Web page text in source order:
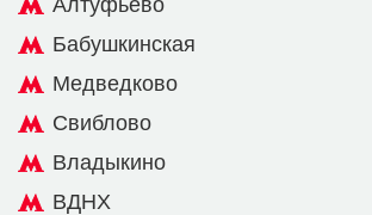
Алтуфьево
Бабушкинская
Медведково
Свиблово
Владыкино
ВДНХ